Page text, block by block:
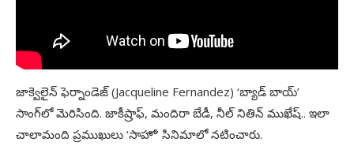
జాక్వెలైన్‌ ఫెర్నాండెజ్‌ (Jacqueline Fernandez) ‘బ్యాడ్‌ బాయ్‌’
సాంగ్‌లో మెరిసింది. జాకీష్రాఫ్‌, మందిరా బేడీ, నీల్‌ నితిన్‌ ముఖేష్‌.. ఇలా
చాలామంది ప్రముఖులు ‘సాహో’ సినిమాలో నటించారు.